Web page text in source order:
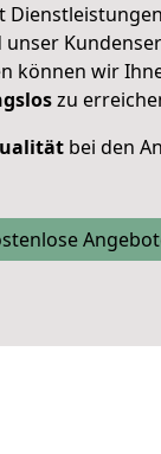
können wir
zu
bei den